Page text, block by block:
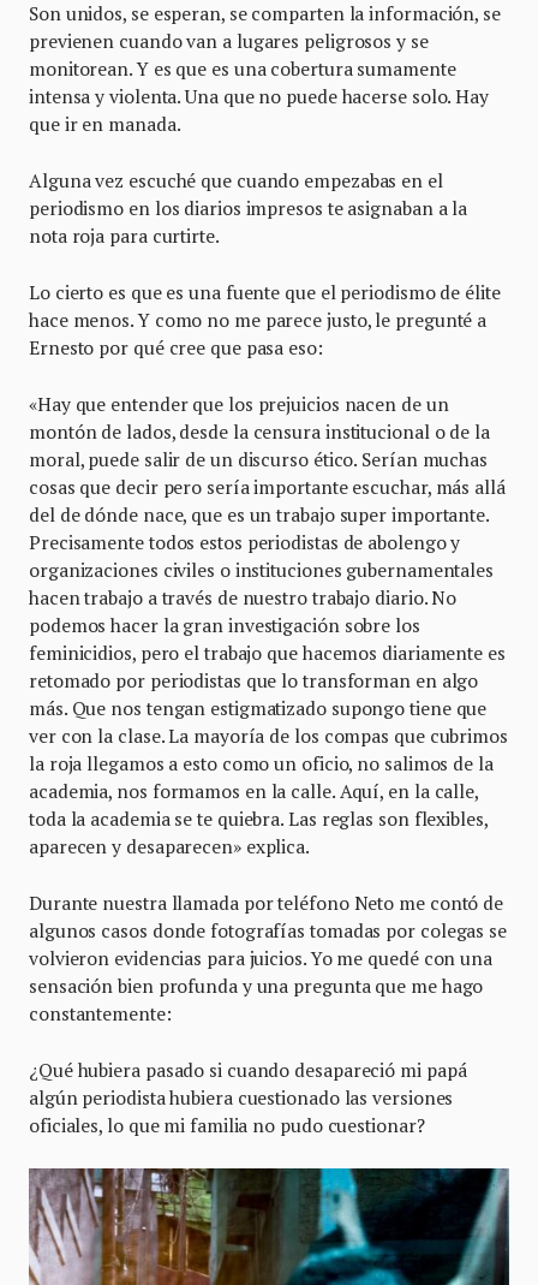
Son unidos, se esperan, se comparten la información, se
previenen cuando van a lugares peligrosos y se
monitorean. Y es que es una cobertura sumamente
intensa y violenta. Una que no puede hacerse solo. Hay
que ir en manada.
Alguna vez escuché que cuando empezabas en el
periodismo en los diarios impresos te asignaban a la
nota roja para curtirte.
Lo cierto es que es una fuente que el periodismo de élite
hace menos. Y como no me parece justo, le pregunté a
Ernesto por qué cree que pasa eso:
«Hay que entender que los prejuicios nacen de un
montón de lados, desde la censura institucional o de la
moral, puede salir de un discurso ético. Serían muchas
cosas que decir pero sería importante escuchar, más allá
del de dónde nace, que es un trabajo super importante.
Precisamente todos estos periodistas de abolengo y
organizaciones civiles o instituciones gubernamentales
hacen trabajo a través de nuestro trabajo diario. No
podemos hacer la gran investigación sobre los
feminicidios, pero el trabajo que hacemos diariamente es
retomado por periodistas que lo transforman en algo
más. Que nos tengan estigmatizado supongo tiene que
ver con la clase. La mayoría de los compas que cubrimos
la roja llegamos a esto como un oficio, no salimos de la
academia, nos formamos en la calle. Aquí, en la calle,
toda la academia se te quiebra. Las reglas son flexibles,
aparecen y desaparecen» explica.
Durante nuestra llamada por teléfono Neto me contó de
algunos casos donde fotografías tomadas por colegas se
volvieron evidencias para juicios. Yo me quedé con una
sensación bien profunda y una pregunta que me hago
constantemente:
¿Qué hubiera pasado si cuando desapareció mi papá
algún periodista hubiera cuestionado las versiones
oficiales, lo que mi familia no pudo cuestionar?